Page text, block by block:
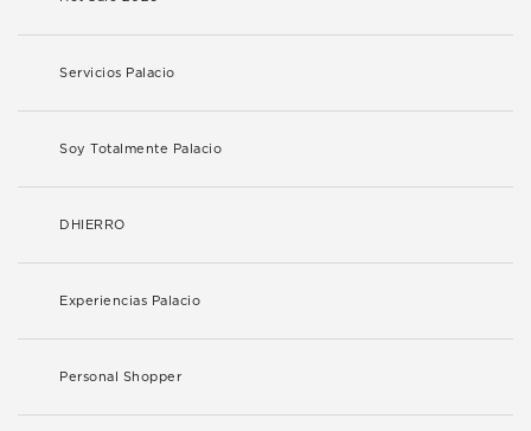
Servicios Palacio
Soy Totalmente Palacio
DHIERRO
Experiencias Palacio
Personal Shopper